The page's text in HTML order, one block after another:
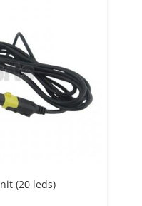
(20 leds)